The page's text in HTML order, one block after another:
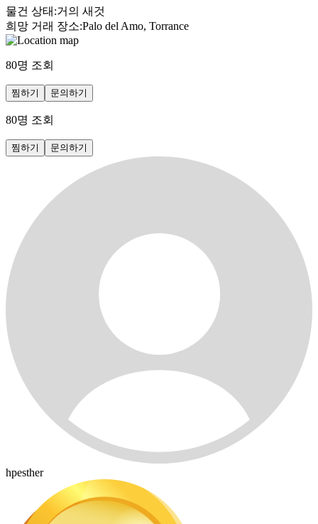
물건 상태 :거의 새것
희망 거래 장소:Palo del Amo, Torrance
80명 조회
찜하기 문의하기
80명 조회
찜하기 문의하기
hpesther